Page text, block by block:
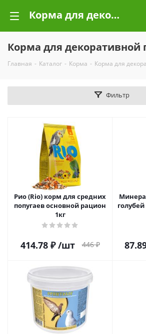
Корма для декоративной птицы
Корма для декоративной
Главная - Каталог - Корма - Корма для
Фильтр
Рио (Rio) корм для средних
попугаев основной рацион
1кг
414.78₽ /шт 446₽